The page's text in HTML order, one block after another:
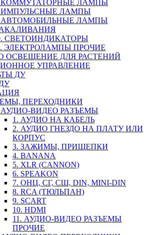
КОММУТАТОРНЫЕ ЛАМПЫ
ИМПУЛЬСНЫЕ ЛАМПЫ
АВТОМОБИЛЬНЫЕ ЛАМПЫ
СВЕТОИНДИКАТОРЫ
ЭЛЕКТРОЛАМПЫ ПРОЧИЕ
ОСВЕЩЕНИЕ ДЛЯ РАСТЕНИЙ
УПРАВЛЕНИЕ
ДУ
ПЕРЕХОДНИКИ
АУДИО-ВИДЕО РАЗЪЕМЫ
1. АУДИО НА КАБЕЛЬ
2. АУДИО ГНЕЗДО НА ПЛАТУ ИЛИ
КОРПУС
3. ЗАЖИМЫ, ПРИЩЕПКИ
4. BANANA
5. XLR (CANNON)
6. SPEAKON
7. ОНЦ, СГ, СШ, DIN, MINI-DIN
8. RCA (ТЮЛЬПАН)
9. SCART
10. HDMI
11. АУДИО-ВИДЕО РАЗЪЕМЫ
ПРОЧИЕ